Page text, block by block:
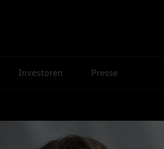
Investoren Presse